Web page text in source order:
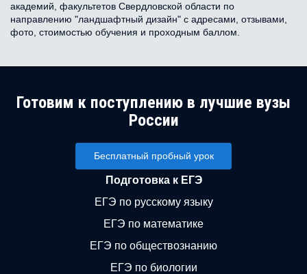
академий, факультетов Свердловской области по
направлению "ландшафтный дизайн" с адресами, отзывами,
фото, стоимостью обучения и проходным баллом.
Готовим к поступлению в лучшие вузы
России
Бесплатный пробный урок
Подготовка к ЕГЭ
ЕГЭ по русскому языку
ЕГЭ по математике
ЕГЭ по обществознанию
ЕГЭ по биологии